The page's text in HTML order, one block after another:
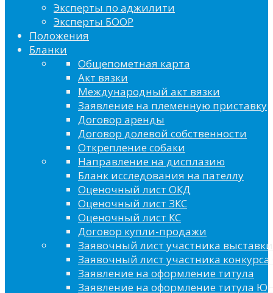
Эксперты по аджилити
Эксперты БООР
Положения
Бланки
Общепометная карта
Акт вязки
Международный акт вязки
Заявление на племенную приставку
Договор аренды
Договор долевой собственности
Открепление собаки
Направление на дисплазию
Бланк исследования на пателлу
Оценочный лист ОКД
Оценочный лист ЗКС
Оценочный лист КС
Договор купли-продажи
Заявочный лист участника выставки
Заявочный лист участника конкурса
Заявление на оформление титула
Заявление на оформление титула